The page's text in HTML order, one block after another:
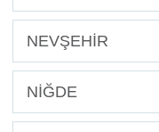
NEVŞEHİR
NİĞDE